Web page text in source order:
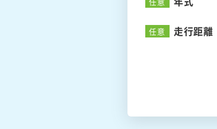
任意 走行距離